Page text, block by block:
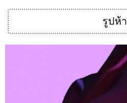
รูปห้า